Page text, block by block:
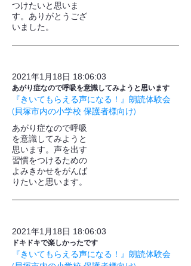
つけたいと思いま
す。ありがとうござ
いました。
2021年1月18日 18:06:03
あがり症なので呼吸を意識してみようと思います
『きいてもらえる声になる！』朗読体験会
(貝塚市内の小学校 保護者様向け)
あがり症なので呼吸
を意識してみようと
思います。声を出す
習慣をつけるための
よみきかせをがんば
りたいと思います。
2021年1月18日 18:06:03
ドキドキで楽しかったです
『きいてもらえる声になる！』朗読体験会